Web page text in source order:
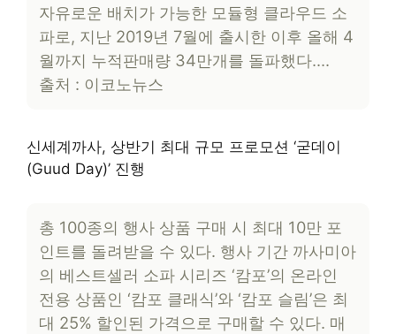
자유로운 배치가 가능한 모듈형 클라우드 소
파로, 지난 2019년 7월에 출시한 이후 올해 4
월까지 누적판매량 34만개를 돌파했다….
출처 : 이코노뉴스
신세계까사, 상반기 최대 규모 프로모션 ‘굳데이
(Guud Day)’ 진행
총 100종의 행사 상품 구매 시 최대 10만 포
인트를 돌려받을 수 있다. 행사 기간 까사미아
의 베스트셀러 소파 시리즈 ‘캄포’의 온라인
전용 상품인 ‘캄포 클래식’와 ‘캄포 슬림’은 최
대 25% 할인된 가격으로 구매할 수 있다. 매